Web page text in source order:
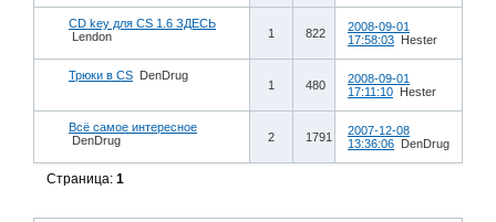
CD key для CS 1.6 ЗДЕСЬ
Lendon
1 822
2008-09-01
17:58:03 Hester
Трюки в CS DenDrug
1 480
2008-09-01
17:11:10 Hester
Всё самое интересное
DenDrug
2 1791
2007-12-08
13:36:06 DenDrug
Страница:1